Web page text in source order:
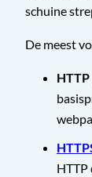
schuine
De meest
HTTP
HTTP